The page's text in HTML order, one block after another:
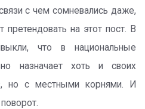
с чем сомневались даже,
претендовать на этот пост. В
что в национальные
назначает хоть и своих
но с местными корнями. И